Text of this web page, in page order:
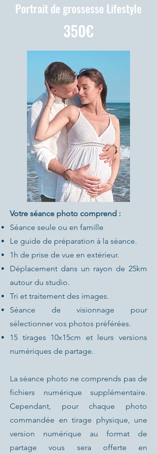
Portrait de grossesse Lifestyle
350€
Votre séance photo comprend :
Séance seule ou en famille
Le guide de préparation à la séance.
1h de prise de vue en extérieur.
Déplacement dans un rayon de 25km
autour du studio.
Tri et traitement des images.
Séance de visionnage pour
sélectionner vos photos préférées.
15 tirages 10x15cm et leurs versions
numériques de partage.
La séance photo ne comprends pas de
fichiers numérique supplémentaire.
Cependant, pour chaque photo
commandée en tirage physique, une
version numérique au format de
partage vous sera offerte en